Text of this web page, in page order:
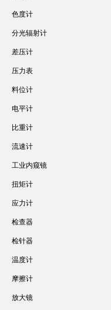
色度计
分光辐射计
差压计
压力表
料位计
电平计
比重计
流速计
工业内窥镜
扭矩计
应力计
检查器
检针器
温度计
摩擦计
放大镜